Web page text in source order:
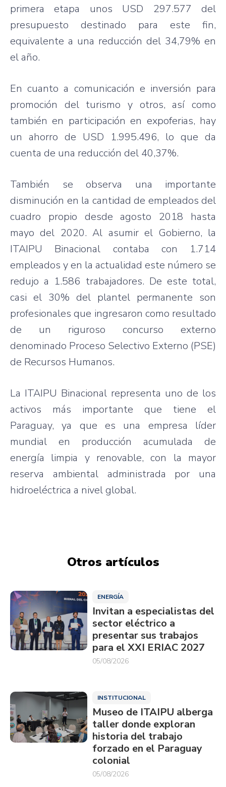
primera etapa unos USD 297.577 del
presupuesto destinado para este fin,
equivalente a una reducción del 34,79% en
el año.
En cuanto a comunicación e inversión para
promoción del turismo y otros, así como
también en participación en expoferias, hay
un ahorro de USD 1.995.496, lo que da
cuenta de una reducción del 40,37%.
También se observa una importante
disminución en la cantidad de empleados del
cuadro propio desde agosto 2018 hasta
mayo del 2020. Al asumir el Gobierno, la
ITAIPU Binacional contaba con 1.714
empleados y en la actualidad este número se
redujo a 1.586 trabajadores. De este total,
casi el 30% del plantel permanente son
profesionales que ingresaron como resultado
de un riguroso concurso externo
denominado Proceso Selectivo Externo (PSE)
de Recursos Humanos.
La ITAIPU Binacional representa uno de los
activos más importante que tiene el
Paraguay, ya que es una empresa líder
mundial en producción acumulada de
energía limpia y renovable, con la mayor
reserva ambiental administrada por una
hidroeléctrica a nivel global.
Otros artículos
ENERGÍA
Invitan a especialistas del
sector eléctrico a
presentar sus trabajos
para el XXI ERIAC 2027
05/08/2026
INSTITUCIONAL
Museo de ITAIPU alberga
taller donde exploran
historia del trabajo
forzado en el Paraguay
colonial
05/08/2026